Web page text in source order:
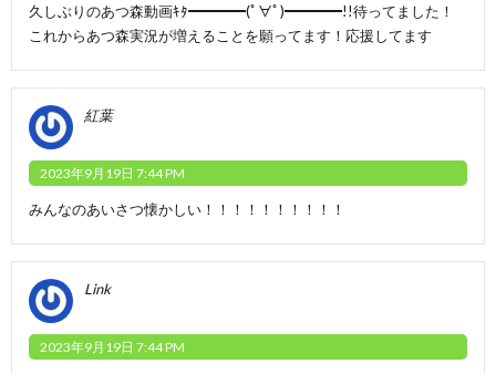
久しぶりのあつ森動画ｷﾀ━━━━(ﾟ∀ﾟ)━━━━!!待ってました！
これからあつ森実況が増えることを願ってます！応援してます
紅葉
2023年9月19日 7:44 PM
みんなのあいさつ懐かしい！！！！！！！！！！
Link
2023年9月19日 7:44 PM